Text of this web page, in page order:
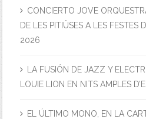
CONCIERTO JOVE
DE LES PITIÜSES A LES FESTES
2026
LA FUSIÓN DE JAZZ Y
LOUIE LION EN NITS AMPLES
EL ÚLTIMO MONO, EN LA